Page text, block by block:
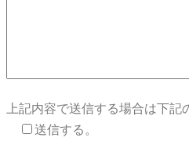
上記内容で送信する場合は下
送信する。